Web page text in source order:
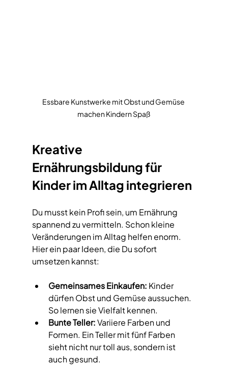
Essbare Kunstwerke mit Obst und Gemüse
machen Kindern Spaß
Kreative
Ernährungsbildung für
Kinder im Alltag integrieren
Du musst kein Profi sein, um Ernährung
spannend zu vermitteln. Schon kleine
Veränderungen im Alltag helfen enorm.
Hier ein paar Ideen, die Du sofort
umsetzen kannst:
Gemeinsames Einkaufen: Kinder
dürfen Obst und Gemüse aussuchen.
So lernen sie Vielfalt kennen.
Bunte Teller: Variiere Farben und
Formen. Ein Teller mit fünf Farben
sieht nicht nur toll aus, sondern ist
auch gesund.